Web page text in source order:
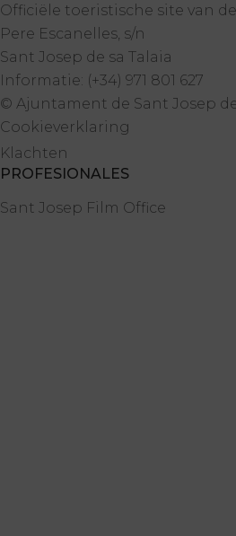
Officiële toeristische site van
Pere Escanelles, s/n
Sant Josep de sa Talaia
Informatie: (+34) 971 801 627
© Ajuntament de Sant Josep de
Cookieverklaring
Klachten
PROFESIONALES
Sant Josep Film Office